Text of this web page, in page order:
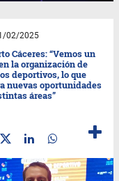
02/2025
Cáceres: “Vemos un
la organización de
deportivos, lo que
nuevas oportunidades
áreas”